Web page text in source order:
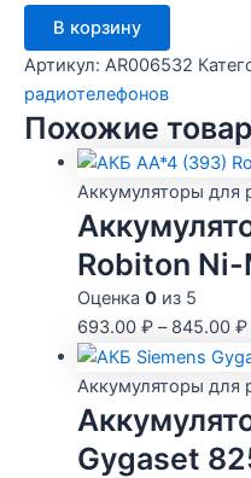
Количество
товара
Аккумулятор
для
FixPhone
v2,
800мАч
В корзину
Артикул: AR006532
радиотелефонов
Похожие
Аккумуляторы для
Robiton Ni-
Оценка 0из 5
693.00 ₽– 845.00 ₽
Аккумуляторы для
Gygaset